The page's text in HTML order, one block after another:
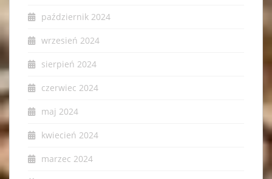
październik 2024
wrzesień 2024
sierpień 2024
czerwiec 2024
maj 2024
kwiecień 2024
marzec 2024